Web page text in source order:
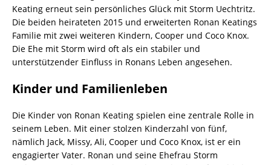
Keating erneut sein persönliches Glück mit Storm Uechtritz.
Die beiden heirateten 2015 und erweiterten Ronan Keatings
Familie mit zwei weiteren Kindern, Cooper und Coco Knox.
Die Ehe mit Storm wird oft als ein stabiler und
unterstützender Einfluss in Ronans Leben angesehen.
Kinder und Familienleben
Die Kinder von Ronan Keating spielen eine zentrale Rolle in
seinem Leben. Mit einer stolzen Kinderzahl von fünf,
nämlich Jack, Missy, Ali, Cooper und Coco Knox, ist er ein
engagierter Vater. Ronan und seine Ehefrau Storm